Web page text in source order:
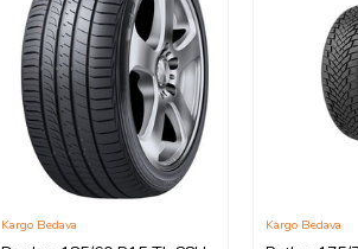
Kargo Bedava Kargo Bedava